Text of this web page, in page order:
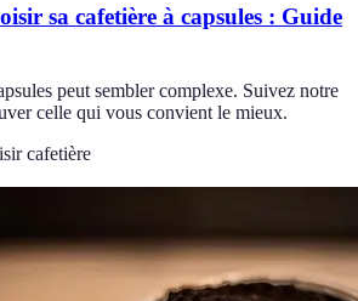
sa cafetière à capsules : Guide
peut sembler complexe. Suivez notre
celle qui vous convient le mieux.
cafetière